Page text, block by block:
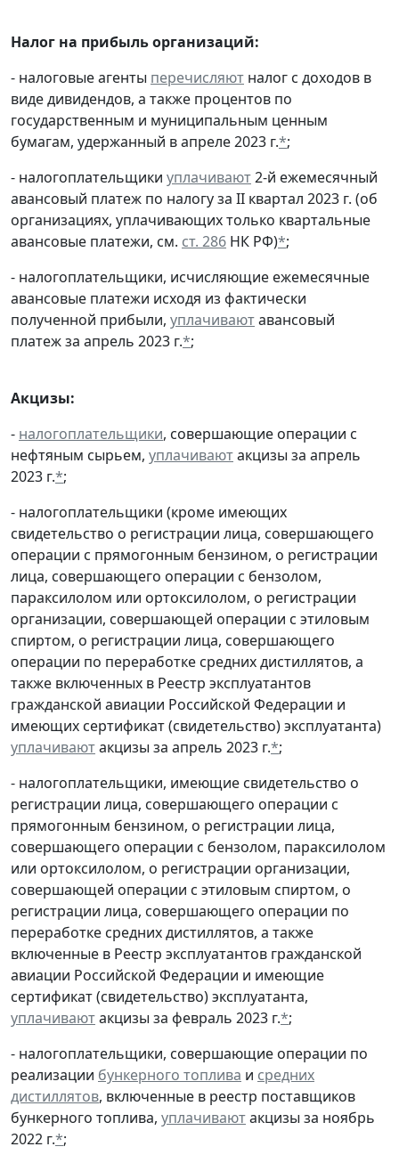
Налог на прибыль организаций:
- налоговые агенты перечисляют налог с доходов в
виде дивидендов, а также процентов по
государственным и муниципальным ценным
бумагам, удержанный в апреле 2023 г.*;
- налогоплательщики уплачивают2-й ежемесячный
авансовый платеж по налогу за II квартал 2023 г. (об
организациях, уплачивающих только квартальные
авансовые платежи, см. ст. 286 НК РФ)*;
- налогоплательщики, исчисляющие ежемесячные
авансовые платежи исходя из фактически
полученной прибыли, уплачиваютавансовый
платеж за апрель 2023 г.*;
Акцизы:
- налогоплательщики, совершающие операции с
нефтяным сырьем, уплачиваютакцизы за апрель
2023 г.*;
- налогоплательщики (кроме имеющих
свидетельство о регистрации лица, совершающего
операции с прямогонным бензином, о регистрации
лица, совершающего операции с бензолом,
параксилолом или ортоксилолом, о регистрации
организации, совершающей операции с этиловым
спиртом, о регистрации лица, совершающего
операции по переработке средних дистиллятов, а
также включенных в Реестр эксплуатантов
гражданской авиации Российской Федерации и
имеющих сертификат (свидетельство) эксплуатанта)
уплачиваютакцизы за апрель 2023 г.*;
- налогоплательщики, имеющие свидетельство о
регистрации лица, совершающего операции с
прямогонным бензином, о регистрации лица,
совершающего операции с бензолом, параксилолом
или ортоксилолом, о регистрации организации,
совершающей операции с этиловым спиртом, о
регистрации лица, совершающего операции по
переработке средних дистиллятов, а также
включенные в Реестр эксплуатантов гражданской
авиации Российской Федерации и имеющие
сертификат (свидетельство) эксплуатанта,
уплачиваютакцизы за февраль 2023 г.*;
- налогоплательщики, совершающие операции по
реализации бункерного топлива и средних
дистиллятов, включенные в реестр поставщиков
бункерного топлива, уплачиваютакцизы за ноябрь
2022 г.*;